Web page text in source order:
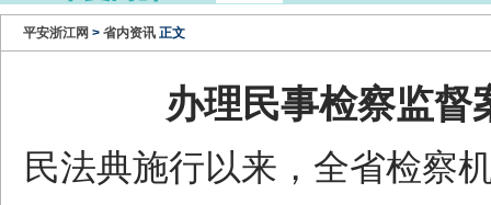
平安浙江网 > 省内资讯 正文
办理民事检察监督
民法典施行以来，全省检察